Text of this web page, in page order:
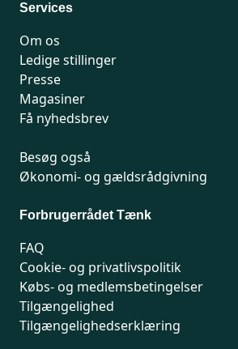
Services
Om os
Ledige stillinger
Presse
Magasiner
Få nyhedsbrev
Besøg også
Økonomi- og gældsrådgivning
Forbrugerrådet Tænk
FAQ
Cookie- og privatlivspolitik
Købs- og medlemsbetingelser
Tilgængelighed
Tilgængelighedserklæring